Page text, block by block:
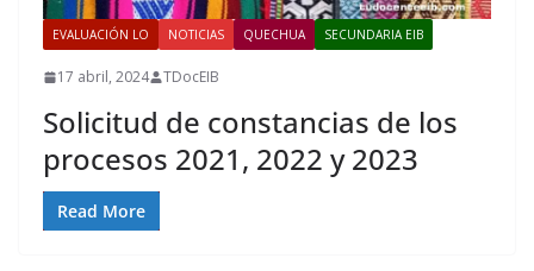
EVALUACIÓN LO NOTICIAS QUECHUA SECUNDARIA EIB
17 abril, 2024 TDocEIB
Solicitud de constancias de los
procesos 2021, 2022 y 2023
Read More